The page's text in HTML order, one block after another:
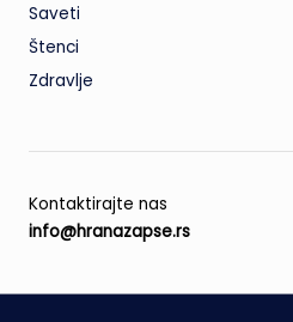
Saveti
Štenci
Zdravlje
Kontaktirajte nas
info@hranazapse.rs